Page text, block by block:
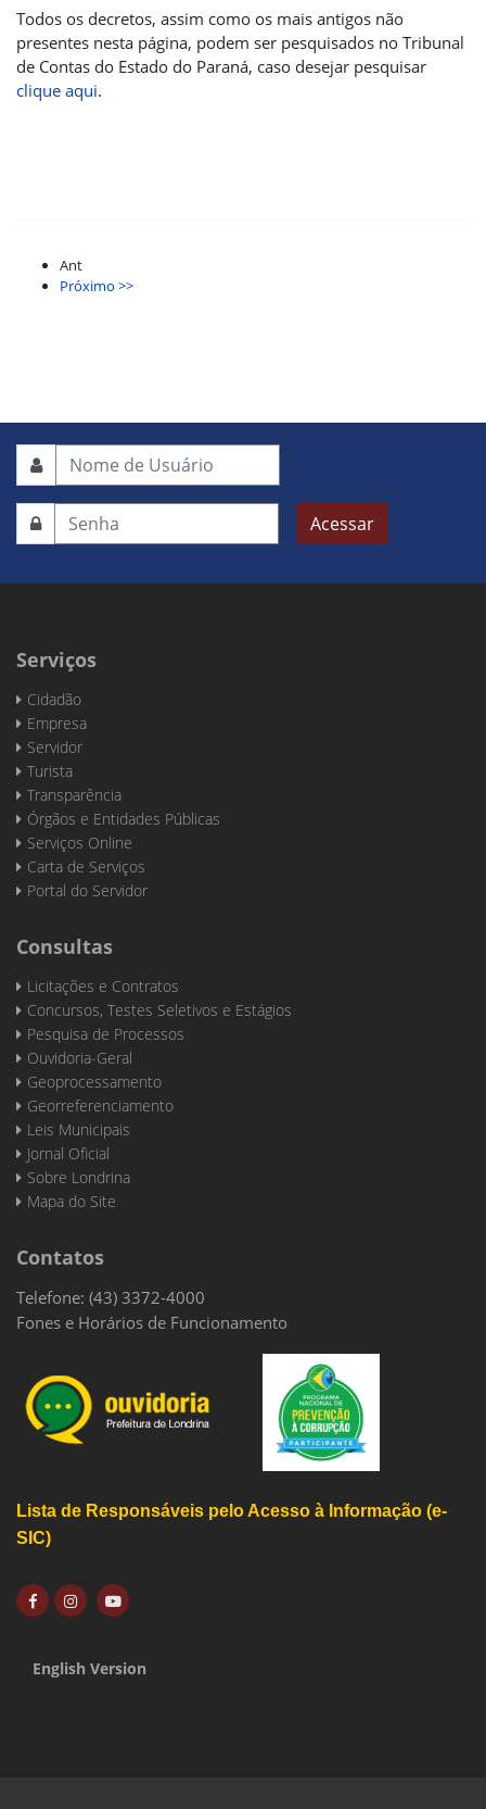
Todos os decretos, assim como os mais antigos não
presentes nesta página, podem ser pesquisados no Tribunal
de Contas do Estado do Paraná, caso desejar pesquisar
clique aqui.
Ant
Próximo >>
Acessar
Serviços
Cidadão
Empresa
Servidor
Turista
Transparência
Órgãos e Entidades Públicas
Serviços Online
Carta de Serviços
Portal do Servidor
Consultas
Licitações e Contratos
Concursos, Testes Seletivos e Estágios
Pesquisa de Processos
Ouvidoria-Geral
Geoprocessamento
Georreferenciamento
Leis Municipais
Jornal Oficial
Sobre Londrina
Mapa do Site
Contatos
Telefone: (43) 3372-4000
Fones e Horários de Funcionamento
Lista de Responsáveis pelo Acesso à Informação (e-
SIC)
English Version